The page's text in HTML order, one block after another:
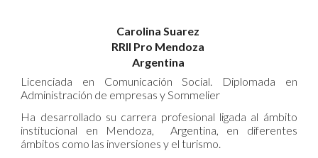
Carolina Suarez
RRII Pro Mendoza
Argentina
Licenciada en Comunicación Social. Diplomada en
Administración de empresas y Sommelier
Ha desarrollado su carrera profesional ligada al ámbito
institucional en Mendoza, Argentina, en diferentes
ámbitos como las inversiones y el turismo.